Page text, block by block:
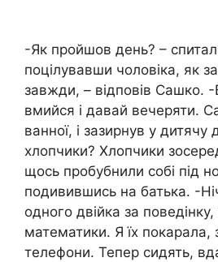
-Як пройшов день? –
поцілувавши чоловіка, як
завжди, – відповів Сашко.
вмийся і давай вечеряти.
ванної, і зазирнув у дитячу
хлопчики? Хлопчики
щось пробубнили собі під
подивившись на батька. -
одного двійка за
математики. Я їх покарала,
телефони. Тепер сидять,